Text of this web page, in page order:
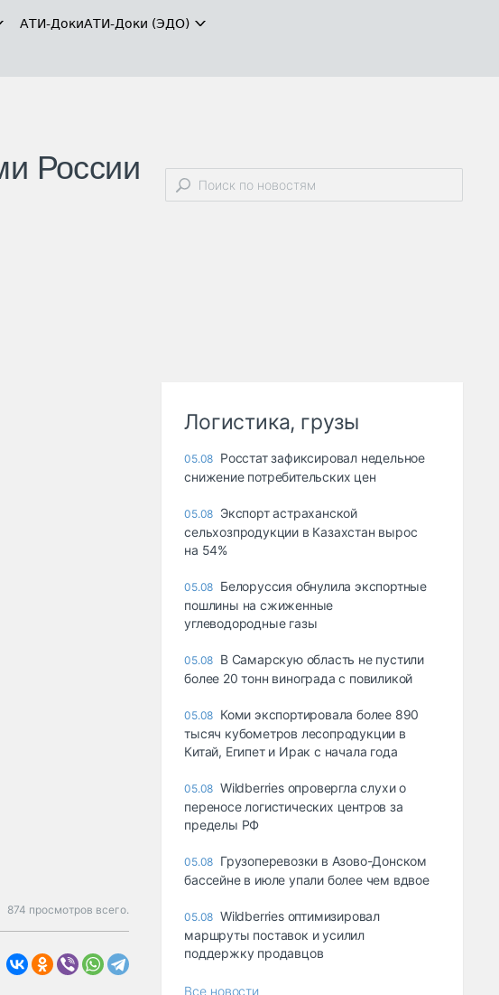
АТИ-ДокиАТИ-Доки (ЭДО)
России
874 просмотров всего.
Логистика, грузы
05.08 Росстат зафиксировал недельное
снижение потребительских цен
05.08 Экспорт астраханской
сельхозпродукции в Казахстан вырос
на 54%
05.08 Белоруссия обнулила экспортные
пошлины на сжиженные
углеводородные газы
05.08 В Самарскую область не пустили
более 20 тонн винограда с повиликой
05.08 Коми экспортировала более 890
тысяч кубометров лесопродукции в
Китай, Египет и Ирак с начала года
05.08 Wildberries опровергла слухи о
переносе логистических центров за
пределы РФ
05.08 Грузоперевозки в Азово-Донском
бассейне в июле упали более чем вдвое
05.08 Wildberries оптимизировал
маршруты поставок и усилил
поддержку продавцов
Все новости